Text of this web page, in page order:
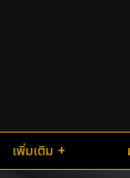
เพิ่มเติม